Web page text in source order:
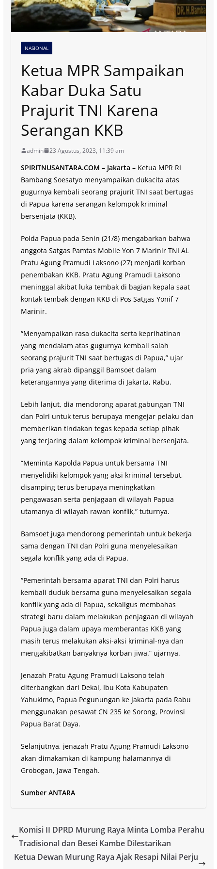
NASIONAL
Ketua MPR Sampaikan
Kabar Duka Satu
Prajurit TNI Karena
Serangan KKB
admin 23 Agustus, 2023, 11:39 am
SPIRITNUSANTARA.COM – Jakarta – Ketua MPR RI
Bambang Soesatyo menyampaikan dukacita atas
gugurnya kembali seorang prajurit TNI saat bertugas
di Papua karena serangan kelompok kriminal
bersenjata (KKB).
Polda Papua pada Senin (21/8) mengabarkan bahwa
anggota Satgas Pamtas Mobile Yon 7 Marinir TNI AL
Pratu Agung Pramudi Laksono (27) menjadi korban
penembakan KKB. Pratu Agung Pramudi Laksono
meninggal akibat luka tembak di bagian kepala saat
kontak tembak dengan KKB di Pos Satgas Yonif 7
Marinir.
“Menyampaikan rasa dukacita serta keprihatinan
yang mendalam atas gugurnya kembali salah
seorang prajurit TNI saat bertugas di Papua,” ujar
pria yang akrab dipanggil Bamsoet dalam
keterangannya yang diterima di Jakarta, Rabu.
Lebih lanjut, dia mendorong aparat gabungan TNI
dan Polri untuk terus berupaya mengejar pelaku dan
memberikan tindakan tegas kepada setiap pihak
yang terjaring dalam kelompok kriminal bersenjata.
“Meminta Kapolda Papua untuk bersama TNI
menyelidiki kelompok yang aksi kriminal tersebut,
disamping terus berupaya meningkatkan
pengawasan serta penjagaan di wilayah Papua
utamanya di wilayah rawan konflik,” tuturnya.
Bamsoet juga mendorong pemerintah untuk bekerja
sama dengan TNI dan Polri guna menyelesaikan
segala konflik yang ada di Papua.
“Pemerintah bersama aparat TNI dan Polri harus
kembali duduk bersama guna menyelesaikan segala
konflik yang ada di Papua, sekaligus membahas
strategi baru dalam melakukan penjagaan di wilayah
Papua juga dalam upaya memberantas KKB yang
masih terus melakukan aksi-aksi kriminal-nya dan
mengakibatkan banyaknya korban jiwa.” ujarnya.
Jenazah Pratu Agung Pramudi Laksono telah
diterbangkan dari Dekai, Ibu Kota Kabupaten
Yahukimo, Papua Pegunungan ke Jakarta pada Rabu
menggunakan pesawat CN 235 ke Sorong, Provinsi
Papua Barat Daya.
Selanjutnya, jenazah Pratu Agung Pramudi Laksono
akan dimakamkan di kampung halamannya di
Grobogan, Jawa Tengah.
Sumber ANTARA
Komisi II DPRD Murung Raya Minta Lomba Perahu
Tradisional dan Besei Kambe Dilestarikan
Ketua Dewan Murung Raya Ajak Resapi Nilai Perju